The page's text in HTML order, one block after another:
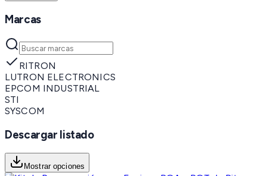
Marcas
RITRON
LUTRON ELECTRONICS
EPCOM INDUSTRIAL
STI
SYSCOM
Descargar listado
Mostrar opciones